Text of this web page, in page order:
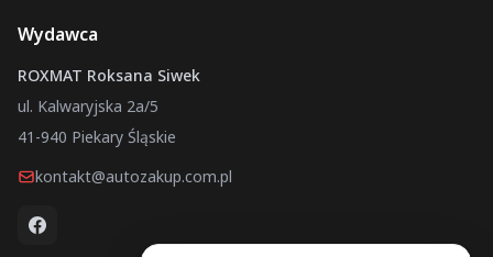
Wydawca
ROXMAT Roksana Siwek
ul. Kalwaryjska 2a/5
41-940 Piekary Śląskie
kontakt@autozakup.com.pl